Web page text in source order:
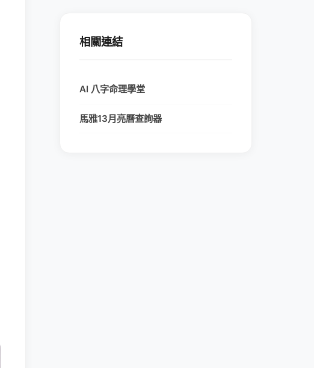
相關連結
AI 八字命理學堂
馬雅13月亮曆查詢器